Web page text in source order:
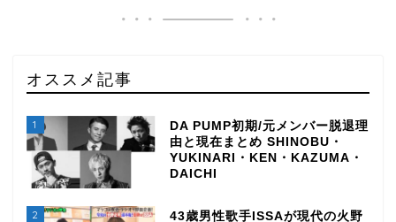
オススメ記事
1
DA PUMP初期/元メンバー脱退理
由と現在まとめ SHINOBU・
YUKINARI・KEN・KAZUMA・
DAICHI
2 43歳男性歌手ISSAが現代の火野